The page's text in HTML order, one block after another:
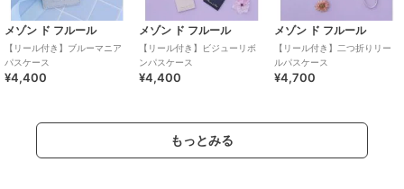
メゾン ド フルール
【リール付き】ブルーマニア
パスケース
¥4,400
メゾン ド フルール
【リール付き】ビジューリボ
ンパスケース
¥4,400
メゾン ド フルール
【リール付き】二つ折りリー
ルパスケース
¥4,700
もっとみる